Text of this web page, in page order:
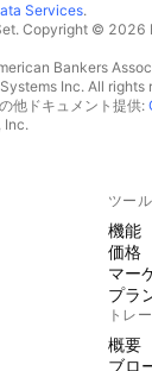
Services.
Copyright © 2026
Bankers
Inc. All rights
他ドキュメント提供:
Inc.
ツー
機能
価格
マー
プラ
トレ
概要
ブロ